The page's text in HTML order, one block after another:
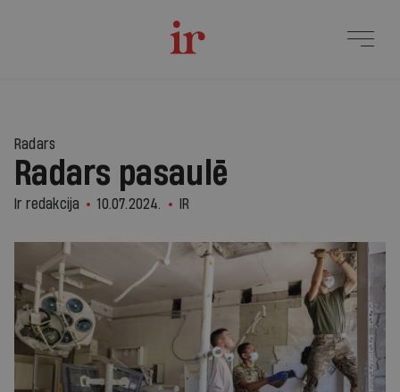
Radars
Radars pasaulē
Ir redakcija 10.07.2024. IR